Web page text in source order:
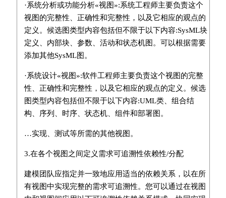
·系统分析或功能分析«视图»:系统工程师主要负责这个
视图的完整性、正确性和完整性，以及它相应的观点的
定义。候选图类型内容包括但不限于以下内容:SysML块
定义、内部块、参数、活动和状态机图。可以根据需要
添加其他SysML图。
·系统设计«视图»:软件工程师主要负责这个视图的完整
性、正确性和完整性，以及它相应的观点的定义。候选
图类型内容包括但不限于以下内容:UML类、组合结
构、序列、时序、状态机、组件和部署图。
…实现、测试等所需的其他视图。
3.在各个视图之间定义需求可追溯性依赖性/分配
建模团队应指定并一致地应用适当的依赖关系，以在所
有视图中实现完整的需求可追溯性。您可以通过在视图